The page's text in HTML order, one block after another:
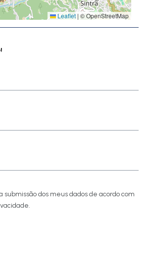
Leaflet | © OpenStreetMap
submissão dos meus dados de acordo com